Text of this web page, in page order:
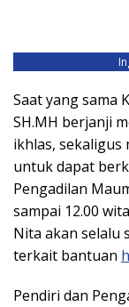
Saat yang sama
SH.MH berjanji
ikhlas, sekaligus
untuk dapat
Pengadilan
sampai 12.00
Nita akan selalu
terkait bantuan
Pendiri dan